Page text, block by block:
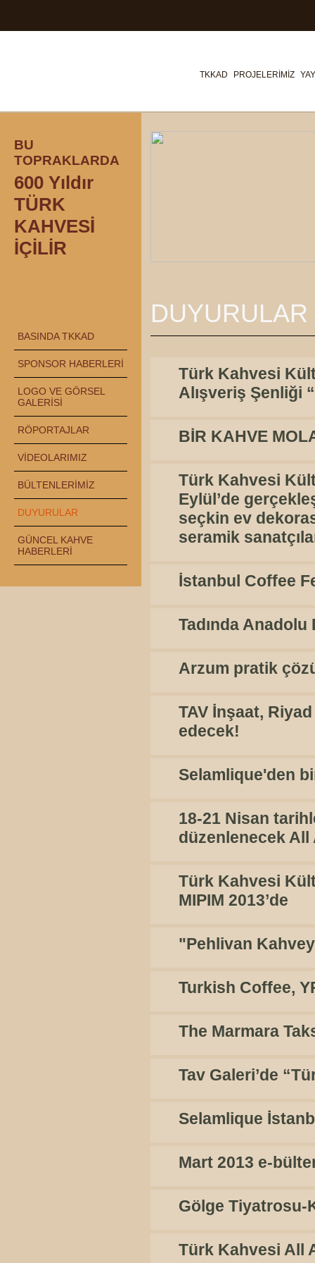
TKKAD PROJELERİMİZ
BU
TOPRAKLARDA
600 Yıldır
TÜRK
KAHVESİ
İÇİLİR
BASINDA TKKAD
SPONSOR HABERLERİ
LOGO VE GÖRSEL
GALERİSİ
RÖPORTAJLAR
VİDEOLARIMIZ
BÜLTENLERİMİZ
DUYURULAR
GÜNCEL KAHVE
HABERLERİ
DUYURULAR
Türk Kahvesi
Alışveriş Şenliği
BİR KAHVE
Türk Kahvesi
Eylül’de
seçkin ev
seramik
İstanbul Coffee
Tadında
Arzum pratik
TAV İnşaat,
edecek!
Selamlique'den
18-21 Nisan
düzenlenecek All
Türk Kahvesi
MIPIM 2013’de
"Pehlivan
Turkish Coffee,
The Marmara
Tav Galeri’de
Selamlique
Mart 2013 e-
Gölge Tiyatrosu-
Türk Kahvesi All